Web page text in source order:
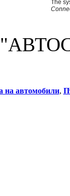
на автомобили,